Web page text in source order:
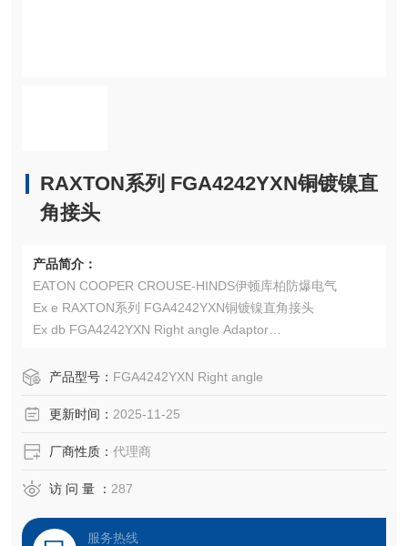
RAXTON系列 FGA4242YXN铜镀镍直
角接头
产品简介：
EATON COOPER CROUSE-HINDS伊顿库柏防爆电气
Ex e RAXTON系列 FGA4242YXN铜镀镍直角接头
Ex db FGA4242YXN Right angle Adaptor
EATON CROUSE-HINDS总代理-Kunshan Beiyuan Electric
产品型号： FGA4242YXN Right angle
更新时间： 2025-11-25
厂商性质： 代理商
访 问 量 ： 287
服务热线